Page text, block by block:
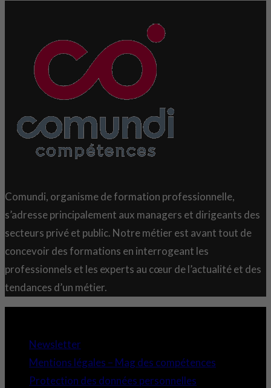
Comundi, organisme de formation professionnelle,
s’adresse principalement aux managers et dirigeants des
secteurs privé et public. Notre métier est avant tout de
concevoir des formations en interrogeant les
professionnels et les experts au cœur de l’actualité et des
tendances d’un métier.
Newsletter
Mentions légales – Mag des compétences
Protection des données personnelles